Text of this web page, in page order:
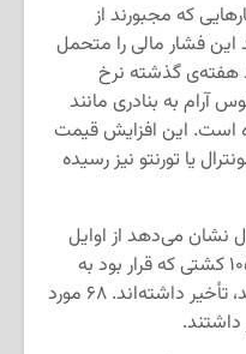
که مجبورند از
این فشار مالی را متحمل
هفته‌ی گذشته نرخ
آرام به بنادری مانند
است. این افزایش قیمت
یا تورنتو نیز رسیده
نشان می‌دهد از اوایل
بعدازظهر سه‌شنبه، ۷۷ کشتی از ۱۰۵ کشتی که قرار بود به
بندر هلیفکس، نوا اسکوشیا برسند، تأخیر داشته‌اند. ۶۸ مورد
داشتند.